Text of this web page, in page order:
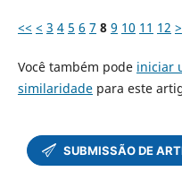
<< < 3 4 5 6 7 8 9 10 11 12 >
Você também pode iniciar
similaridadepara este